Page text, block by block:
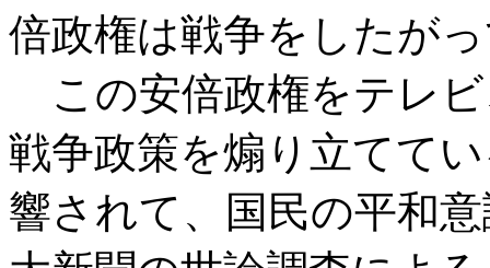
倍政権は戦争をしたが
この安倍政権をテレ
戦争政策を煽り立てて
響されて、国民の平和